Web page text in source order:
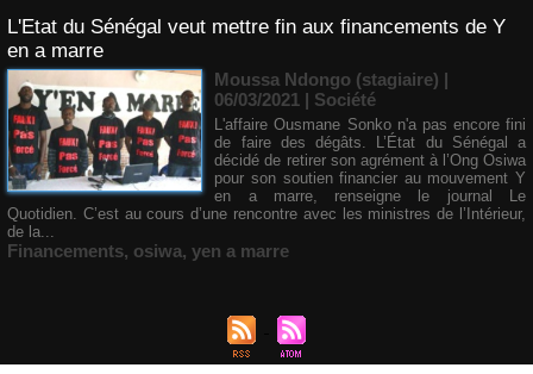
L'Etat du Sénégal veut mettre fin aux financements de Y
en a marre
Moussa Ndongo (stagiaire) |
06/03/2021 | Société
L'affaire Ousmane Sonko n'a pas encore fini
de faire des dégâts. L’État du Sénégal a
décidé de retirer son agrément à l’Ong Osiwa
pour son soutien financier au mouvement Y
en a marre, renseigne le journal Le
Quotidien. C’est au cours d’une rencontre avec les ministres de l’Intérieur,
de la...
Financements, osiwa, yen a marre